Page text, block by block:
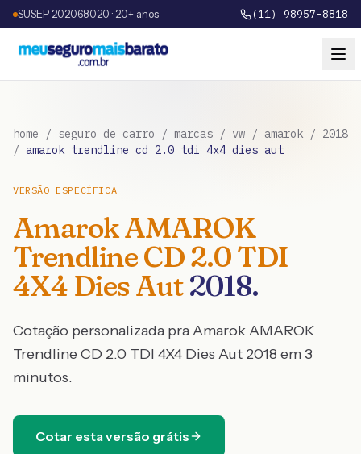
SUSEP 202068020 · 20+ anos (11) 98957-8818
home / seguro de carro / marcas / vw / amarok / 2018
/ amarok trendline cd 2.0 tdi 4x4 dies aut
VERSÃO ESPECÍFICA
AmarokAMAROK
Trendline CD 2.0 TDI
4X4 Dies Aut 2018.
Cotação personalizada praAmarokAMAROK
Trendline CD 2.0 TDI 4X4 Dies Aut 2018 em 3
minutos.
Cotar esta versão grátis